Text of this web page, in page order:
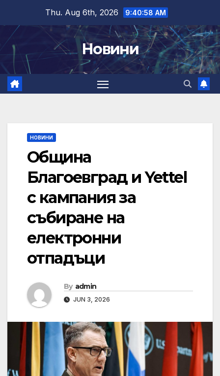
content
Thu. Aug 6th, 2026 9:40:59 AM
Новини
НОВИНИ
Община
Благоевград и Yettel
с кампания за
събиране на
електронни
отпадъци
By admin
JUN 3, 2026